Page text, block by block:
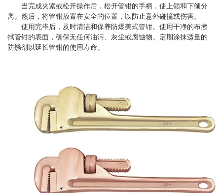
当完成夹紧或松开操作后，松开管钳的手柄，使上颌和下颌分
离。然后，将管钳放置在安全的位置，以防止意外碰撞或伤害。
使用完毕后，及时清洁和保养防爆美式管钳。使用干净的布擦
拭管钳的表面，确保无任何油污、灰尘或腐蚀物。定期涂抹适量的
防锈剂以延长管钳的使用寿命。